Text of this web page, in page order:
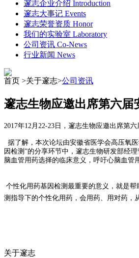
邃志企业介绍 Introduction
邃志大事记 Events
邃志荣誉资质 Honor
我们的实验室 Laboratory
公司资讯 Co-News
行业新闻 News
首页 >关于邃志>公司资讯
邃志生物应邀出席第六届
2017年12月22-23日，邃志生物应邀出席第
据了解，本次论坛由安徽省医学会高压氧
因检测”的分享环节中，邃志生物研发部经
脑血管用药选择的临床意义，呼吁心脑血管
个性化用药基因检测最重要的意义，就是
测指导下的个性化用药，会用药、用对药，
关于邃志